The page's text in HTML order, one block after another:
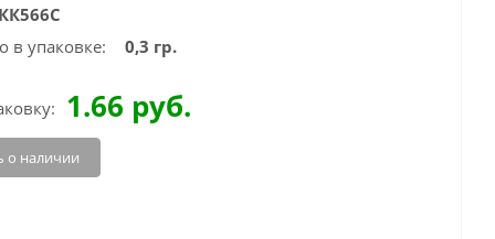
в упаковке:
0,3 гр.
1.66 руб.
о наличии